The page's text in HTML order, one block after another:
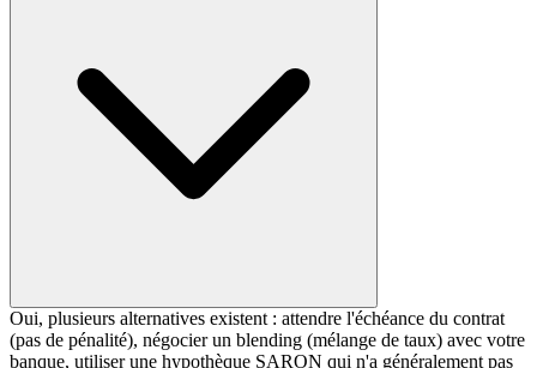
Oui, plusieurs alternatives existent : attendre l'échéance du contrat
(pas de pénalité), négocier un blending (mélange de taux) avec votre
banque, utiliser une hypothèque SARON qui n'a généralement pas